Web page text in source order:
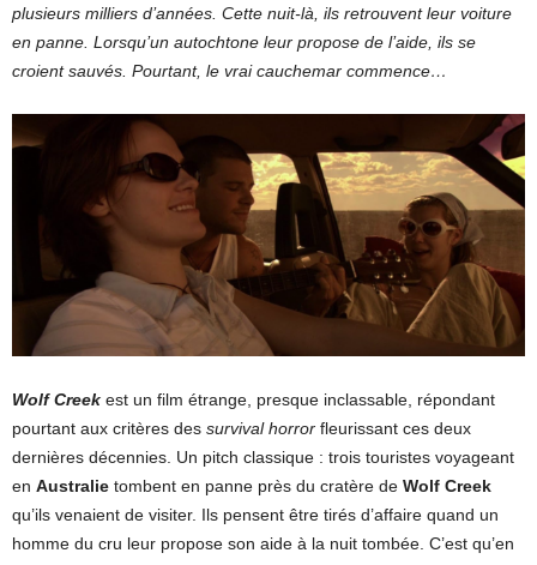
plusieurs milliers d’années. Cette nuit-là, ils retrouvent leur voiture
en panne. Lorsqu’un autochtone leur propose de l’aide, ils se
croient sauvés. Pourtant, le vrai cauchemar commence…
Wolf Creek est un film étrange, presque inclassable, répondant
pourtant aux critères des survival horror fleurissant ces deux
dernières décennies. Un pitch classique : trois touristes voyageant
en Australie tombent en panne près du cratère de Wolf Creek
qu’ils venaient de visiter. Ils pensent être tirés d’affaire quand un
homme du cru leur propose son aide à la nuit tombée. C’est qu’en